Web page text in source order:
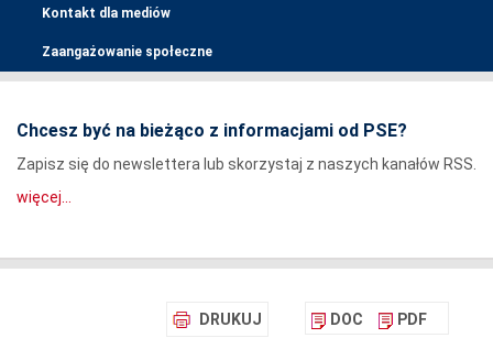
Kontakt dla mediów
Zaangażowanie społeczne
Chcesz być na bieżąco z informacjami od PSE?
Zapisz się do newslettera lub skorzystaj z naszych kanałów RSS.
więcej...
DRUKUJ DOC PDF